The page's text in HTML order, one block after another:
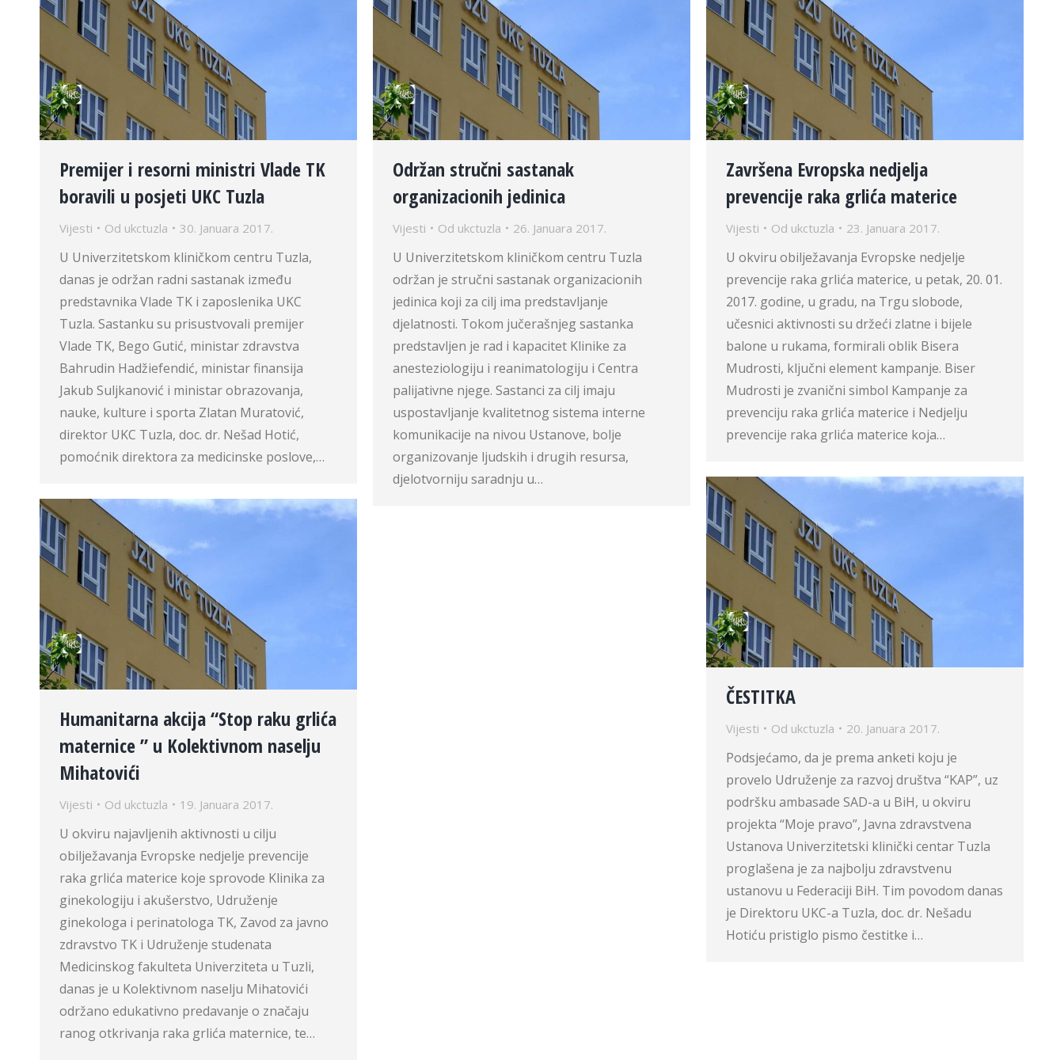
Premijer i resorni ministri Vlade TK
boravili u posjeti UKC Tuzla
Vijesti Od ukctuzla 30. Januara 2017.
U Univerzitetskom kliničkom centru Tuzla,
danas je održan radni sastanak između
predstavnika Vlade TK i zaposlenika UKC
Tuzla. Sastanku su prisustvovali premijer
Vlade TK, Bego Gutić, ministar zdravstva
Bahrudin Hadžiefendić, ministar finansija
Jakub Suljkanović i ministar obrazovanja,
nauke, kulture i sporta Zlatan Muratović,
direktor UKC Tuzla, doc. dr. Nešad Hotić,
pomoćnik direktora za medicinske poslove,…
Održan stručni sastanak
organizacionih jedinica
Vijesti Od ukctuzla 26. Januara 2017.
U Univerzitetskom kliničkom centru Tuzla
održan je stručni sastanak organizacionih
jedinica koji za cilj ima predstavljanje
djelatnosti. Tokom jučerašnjeg sastanka
predstavljen je rad i kapacitet Klinike za
anesteziologiju i reanimatologiju i Centra
palijativne njege. Sastanci za cilj imaju
uspostavljanje kvalitetnog sistema interne
komunikacije na nivou Ustanove, bolje
organizovanje ljudskih i drugih resursa,
djelotvorniju saradnju u…
Završena Evropska nedjelja
prevencije raka grlića materice
Vijesti Od ukctuzla 23. Januara 2017.
U okviru obilježavanja Evropske nedjelje
prevencije raka grlića materice, u petak, 20. 01.
2017. godine, u gradu, na Trgu slobode,
učesnici aktivnosti su držeći zlatne i bijele
balone u rukama, formirali oblik Bisera
Mudrosti, ključni element kampanje. Biser
Mudrosti je zvanični simbol Kampanje za
prevenciju raka grlića materice i Nedjelju
prevencije raka grlića materice koja…
ČESTITKA
Vijesti Od ukctuzla 20. Januara 2017.
Podsjećamo, da je prema anketi koju je
provelo Udruženje za razvoj društva “KAP”, uz
podršku ambasade SAD-a u BiH, u okviru
projekta “Moje pravo”, Javna zdravstvena
Ustanova Univerzitetski klinički centar Tuzla
proglašena je za najbolju zdravstvenu
ustanovu u Federaciji BiH. Tim povodom danas
je Direktoru UKC-a Tuzla, doc. dr. Nešadu
Hotiću pristiglo pismo čestitke i…
Humanitarna akcija “Stop raku grlića
maternice ” u Kolektivnom naselju
Mihatovići
Vijesti Od ukctuzla 19. Januara 2017.
U okviru najavljenih aktivnosti u cilju
obilježavanja Evropske nedjelje prevencije
raka grlića materice koje sprovode Klinika za
ginekologiju i akušerstvo, Udruženje
ginekologa i perinatologa TK, Zavod za javno
zdravstvo TK i Udruženje studenata
Medicinskog fakulteta Univerziteta u Tuzli,
danas je u Kolektivnom naselju Mihatovići
održano edukativno predavanje o značaju
ranog otkrivanja raka grlića maternice, te…